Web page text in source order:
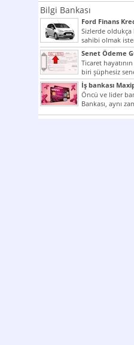
Bilgi Bankası
Ford Finans
Sizlerde
sahibi olmak
ilginizi...
Senet Ödeme
Ticaret
biri şüphesiz
çok kullanılan
İş bankası
Öncü ve lider
Bankası, aynı
Cumhuriyeti’nin